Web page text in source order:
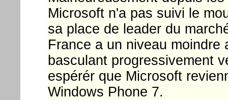
Microsoft n'a pas suivi le
sa place de leader du
France a un niveau moindre
basculant progressivement
espérér que Microsoft
Windows Phone 7.